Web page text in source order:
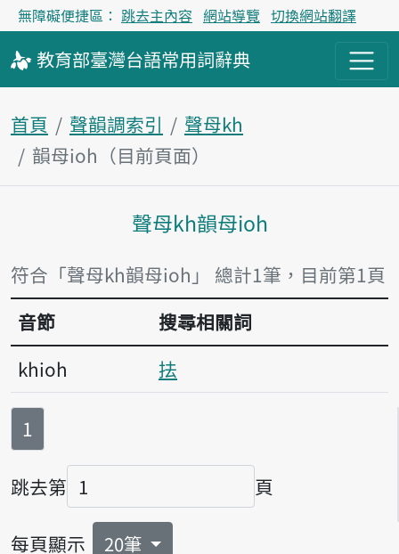
無障礙便捷區： 跳去主內容 網站導覽 切換網站翻譯
教育部臺灣台語常用詞辭典
首頁 聲韻調索引
聲母kh
韻母ioh（目前頁面）
主內容區塊
聲母kh韻母ioh
符合「聲母kh韻母ioh」 總計1筆，目前第1頁
音節
搜尋相關詞
khioh
抾
第
1
跳去第
頁碼
頁
每頁顯示 20筆